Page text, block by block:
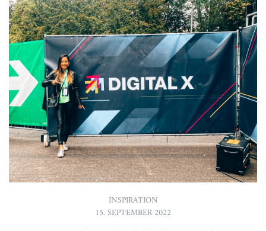
INSPIRATION
15. SEPTEMBER 2022